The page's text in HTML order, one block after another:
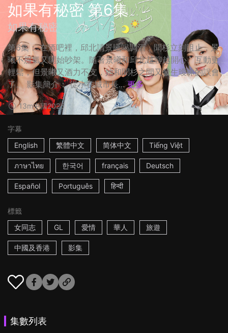
如果有秘密 第6集
如果有秘密
第6集： 在酒吧裡，邱北請景曦喝調酒，聞杉立刻阻止，景
曦不服氣又開始吵架。隨著景曦和邱北越聊越開心、互動更
輕鬆，但景曦又酒力不支，她和聞杉之間又發生曖昧的誤會
了。 影集簡介： 從小在城市長... 更多
13m中國2025
字幕
English
繁體中文 简体中文 Tiếng Việt
ภาษาไทย 한국어 français Deutsch
Español Português हिन्दी
標籤
女同志
GL 愛情 華人 旅遊
中國及香港 影集
集數列表